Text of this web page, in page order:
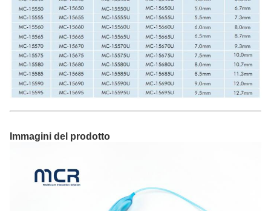
Immagini del prodotto